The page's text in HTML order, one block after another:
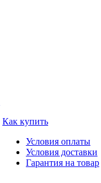
Как купить
Условия оплаты
Условия доставки
Гарантия на товар